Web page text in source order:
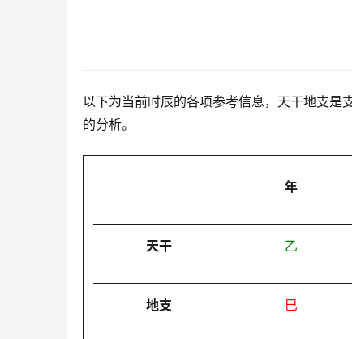
以下为当前时辰的各项参考信息，天干地支是
的分析。
年
天干 乙
地支 巳